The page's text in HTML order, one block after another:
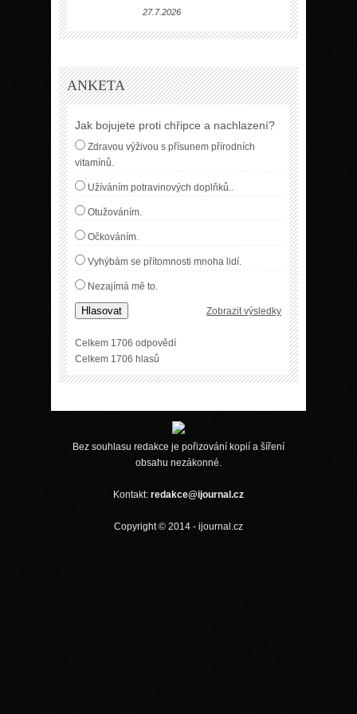
27.7.2026
ANKETA
Jak bojujete proti chřipce a nachlazení?
Zdravou výživou s přísunem přírodních
vitamínů.
Užíváním potravinových doplňků..
Otužováním.
Očkováním.
Vyhýbám se přítomnosti mnoha lidí.
Nezajímá mě to.
Hlasovat Zobrazit výsledky
Celkem 1706 odpovědí
Celkem 1706 hlasů
Bez souhlasu redakce je pořizování kopií a šíření
obsahu nezákonné.
Kontakt: redakce@ijournal.cz
Copyright © 2014 - ijournal.cz